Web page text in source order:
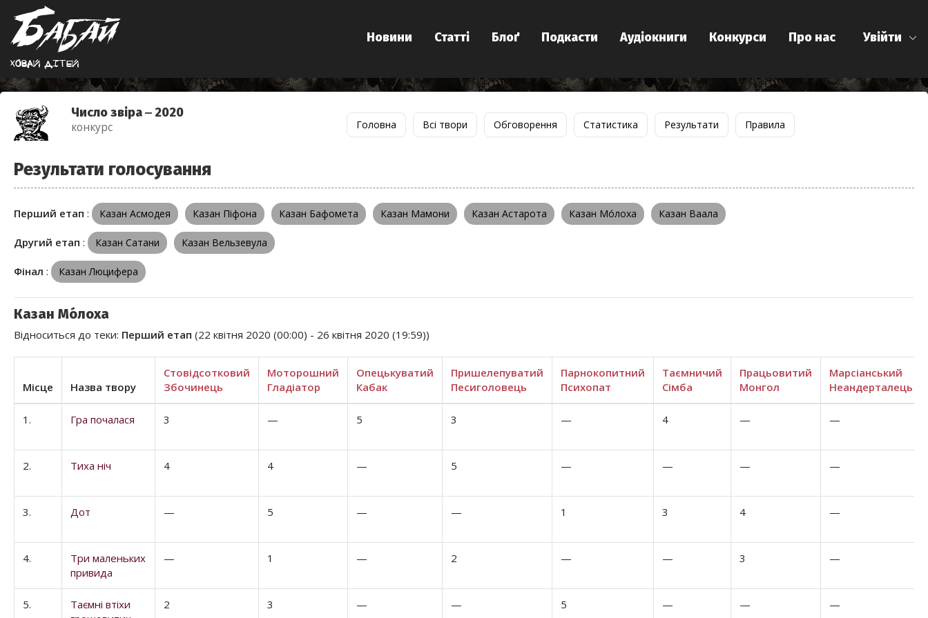
Ховай дiтей
Увійти
Новини Статті Блоґ Подкасти Аудіокниги Конкурси Про нас
Число звіра ‒ 2020
конкурс Головна Всі твори Обговорення Статистика Результати Правила
Результати голосування
Перший етап : Казан Асмодея Казан Піфона Казан Бафомета Казан Мамони Казан Астарота Казан Мо́лоха Казан Ваала
Другий етап : Казан Сатани Казан Вельзевула
Фінал : Казан Люцифера
Казан Мо́лоха
Відноситься до теки: Перший етап (22 квітня 2020 (00:00) - 26 квітня 2020 (19:59))
Місце Назва твору
Стовідсотковий
Збочинець
Моторошний
Гладіатор
Опецькуватий
Кабак
Пришелепуватий
Песиголовець
Парнокопитний
Психопат
Таємничий
Сімба
Працьовитий
Монгол
Марсіанський
Неандерталець
1. Гра почалася 3 — 5 3 — 4 — —
2. Тиха ніч 4 4 — 5 — — — —
3. Дот — 5 — — 1 3 4 —
4.
Три маленьких
привида
— 1 — 2 — — 3 —
5.
Таємні втіхи
2 3 — — 5 — — —